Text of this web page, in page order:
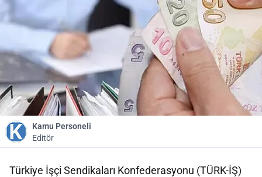
Kamu Personeli
Editör
Türkiye İşçi Sendikaları Konfederasyonu (TÜRK-İŞ)